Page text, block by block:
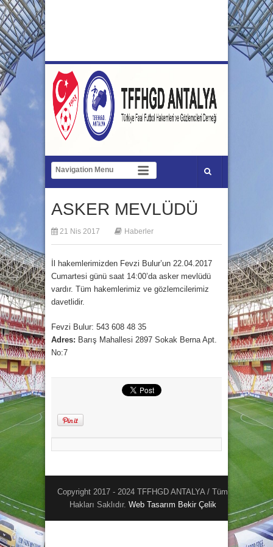
ASKER MEVLÜDÜ
21 Nis 2017 Haberler
İl hakemlerimizden Fevzi Bulur’un 22.04.2017
Cumartesi günü saat 14:00’da asker mevlüdü
vardır. Tüm hakemlerimiz ve gözlemcilerimiz
davetlidir.
Fevzi Bulur: 543 608 48 35
Adres: Barış Mahallesi 2897 Sokak Berna Apt.
No:7
Copyright 2017 - 2024 TFFHGD ANTALYA / Tüm
Hakları Saklıdır. Web Tasarım Bekir Çelik